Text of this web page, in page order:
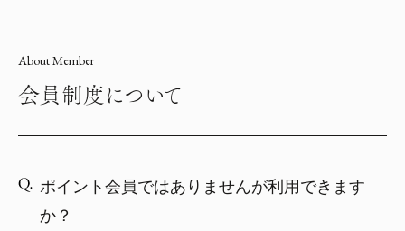
About Member
会員制度について
ポイント会員ではありませんが利用できます
か？